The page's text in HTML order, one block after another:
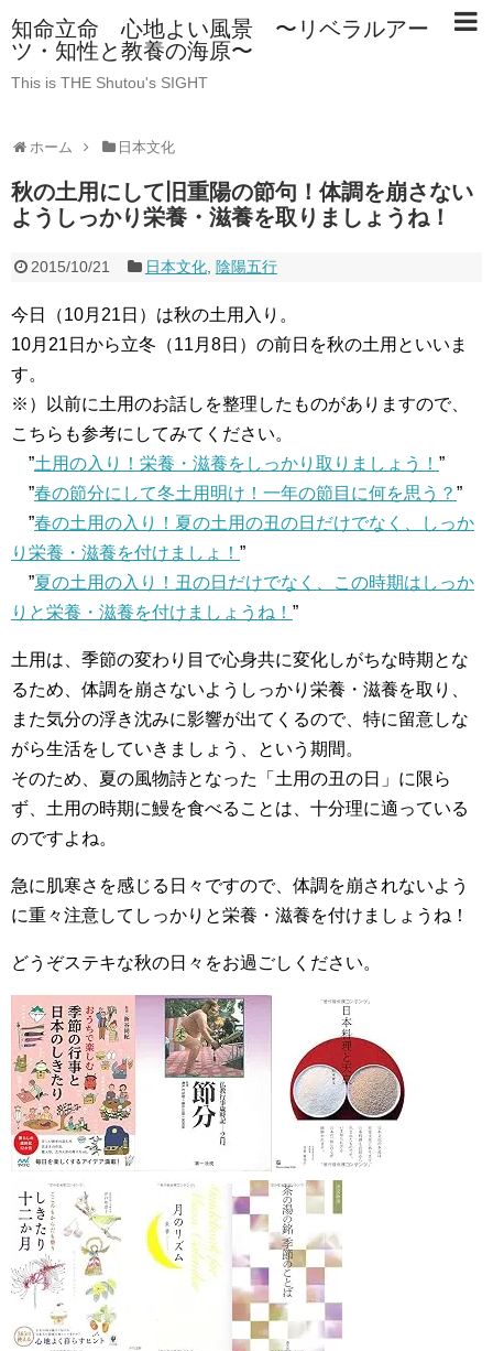
知命立命 心地よい風景 〜リベラルアー
ツ・知性と教養の海原〜
This is THE Shutou's SIGHT
ホーム 日本文化
秋の土用にして旧重陽の節句！体調を崩さない
ようしっかり栄養・滋養を取りましょうね！
2015/10/21 日本文化, 陰陽五行
今日（10月21日）は秋の土用入り。
10月21日から立冬（11月8日）の前日を秋の土用といいま
す。
※）以前に土用のお話しを整理したものがありますので、
こちらも参考にしてみてください。
”土用の入り！栄養・滋養をしっかり取りましょう！ ”
”春の節分にして冬土用明け！一年の節目に何を思う？ ”
”春の土用の入り！夏の土用の丑の日だけでなく、しっか
り栄養・滋養を付けましょ！ ”
”夏の土用の入り！丑の日だけでなく、この時期はしっか
りと栄養・滋養を付けましょうね！ ”
土用は、季節の変わり目で心身共に変化しがちな時期とな
るため、体調を崩さないようしっかり栄養・滋養を取り、
また気分の浮き沈みに影響が出てくるので、特に留意しな
がら生活をしていきましょう、という期間。
そのため、夏の風物詩となった「土用の丑の日」に限ら
ず、土用の時期に鰻を食べることは、十分理に適っている
のですよね。
急に肌寒さを感じる日々ですので、体調を崩されないよう
に重々注意してしっかりと栄養・滋養を付けましょうね！
どうぞステキな秋の日々をお過ごしください。